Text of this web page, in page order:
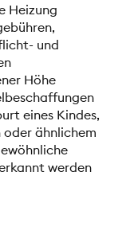
Heizung
und
Höhe
eines Kindes,
oder ähnlichem
werden